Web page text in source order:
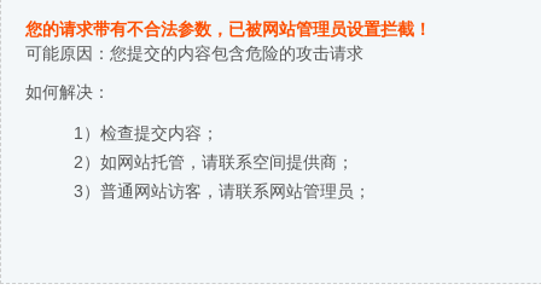
您的请求带有不合法参数，已被网站管理员设置拦截！
可能原因：您提交的内容包含危险的攻击请求
如何解决：
1）检查提交内容；
2）如网站托管，请联系空间提供商；
3）普通网站访客，请联系网站管理员；